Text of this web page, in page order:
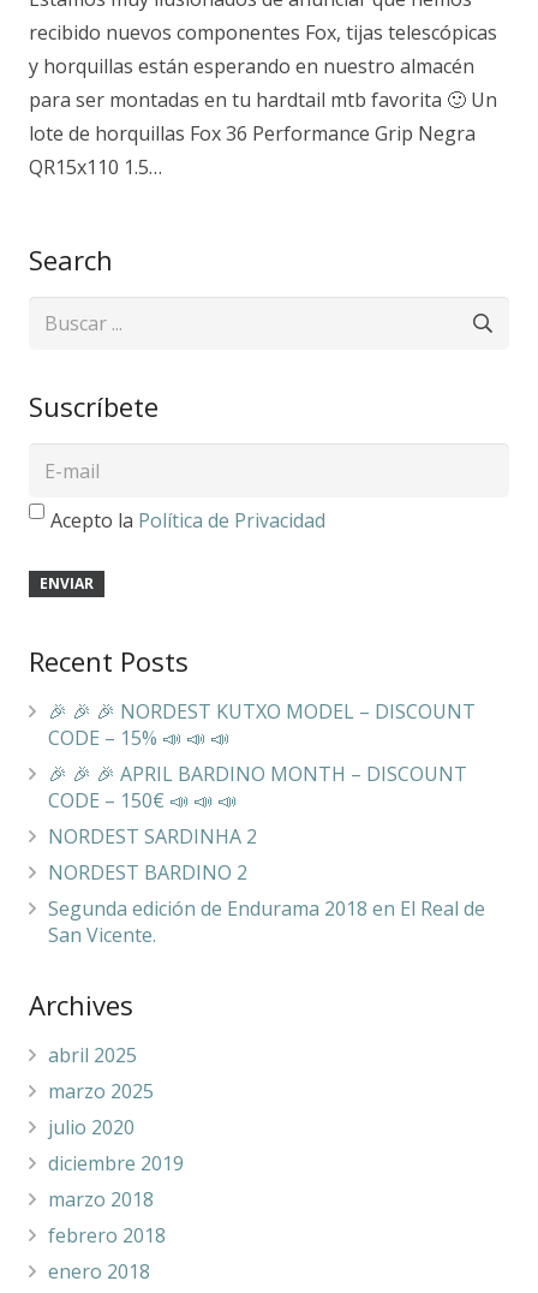
recibido nuevos componentes Fox, tijas telescópicas
y horquillas están esperando en nuestro almacén
para ser montadas en tu hardtail mtb favorita 🙂 Un
lote de horquillas Fox 36 Performance Grip Negra
QR15x110 1.5…
Search
Suscríbete
Acepto la Política de Privacidad
Recent Posts
🎉 🎉 🎉 NORDEST KUTXO MODEL – DISCOUNT
CODE – 15% 📣 📣 📣
🎉 🎉 🎉 APRIL BARDINO MONTH – DISCOUNT
CODE – 150€ 📣 📣 📣
NORDEST SARDINHA 2
NORDEST BARDINO 2
Segunda edición de Endurama 2018 en El Real de
San Vicente.
Archives
abril 2025
marzo 2025
julio 2020
diciembre 2019
marzo 2018
febrero 2018
enero 2018